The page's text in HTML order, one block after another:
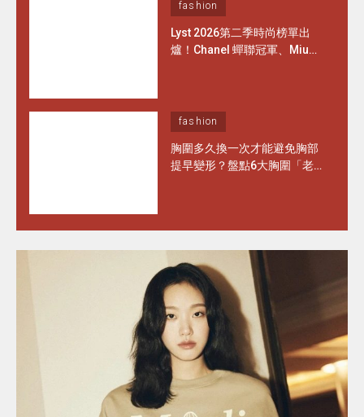
fashion
Lyst 2026第二季時尚榜單出
爐！Chanel 蟬聯冠軍、Miu
fashion
胸圍多久換一次才能避免胸部
提早變形？盤點6大胸圍「老